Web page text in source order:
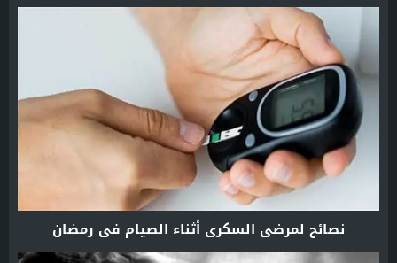
نصائح لمرضى السكري أثناء الصيام في رمضان